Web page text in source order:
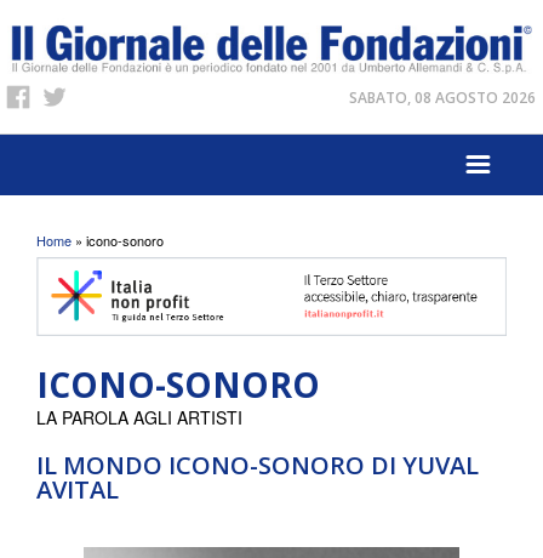
SABATO, 08 AGOSTO 2026
Tu sei qui
Home » icono-sonoro
ICONO-SONORO
IL MONDO ICONO-SONORO DI YUVAL
AVITAL
LA PAROLA AGLI ARTISTI